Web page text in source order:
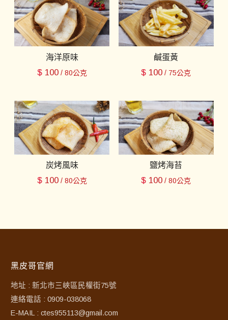
海洋原味
$ 100/ 80公克
鹹蛋黃
$ 100 / 75公克
炭烤風味
$ 100/ 80公克
鹽烤海苔
$ 100 / 80公克
黑皮哥官網
地址 : 新北市三峽區民權街75號
連絡電話 : 0909-038068
E-MAIL : ctes955113@gmail.com